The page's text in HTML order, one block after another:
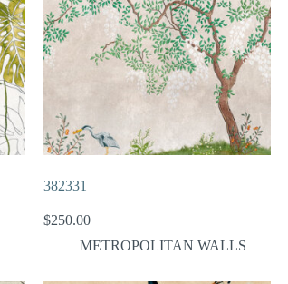
382331
$250.00
METROPOLITAN WALLS